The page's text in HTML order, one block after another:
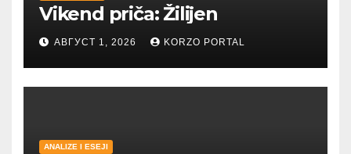
Vikend priča: Žilijen
АВГУСТ 1, 2026 KORZO PORTAL
ANALIZE I ESEJI